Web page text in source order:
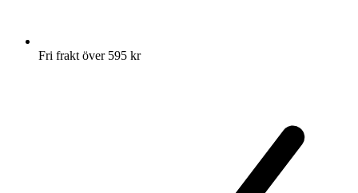
Fri frakt över 595 kr